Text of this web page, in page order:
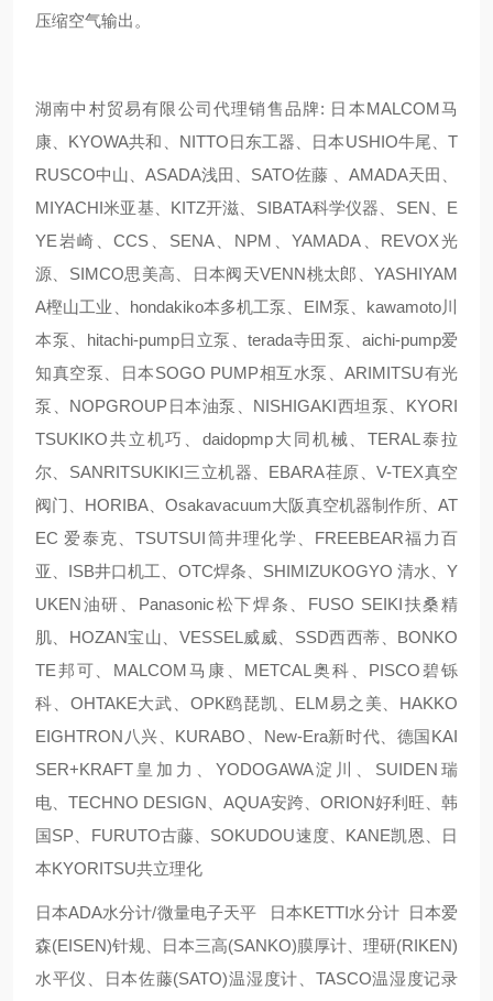
压缩空气输出。
湖南中村贸易有限公司代理销售品牌: 日本MALCOM马
康、KYOWA共和、NITTO日东工器、日本USHIO牛尾、T
RUSCO中山、ASADA浅田、SATO佐藤 、AMADA天田、
MIYACHI米亚基、KITZ开滋、SIBATA科学仪器、SEN、E
YE岩崎、CCS、SENA、NPM、YAMADA、REVOX光
源、SIMCO思美高、日本阀天VENN桃太郎、YASHIYAM
A樫山工业、hondakiko本多机工泵、EIM泵、kawamoto川
本泵、hitachi-pump日立泵、terada寺田泵、aichi-pump爱
知真空泵、日本SOGO PUMP相互水泵、ARIMITSU有光
泵、NOPGROUP日本油泵、NISHIGAKI西坦泵、KYORI
TSUKIKO共立机巧、daidopmp大同机械、TERAL泰拉
尔、SANRITSUKIKI三立机器、EBARA荏原、V-TEX真空
阀门、HORIBA、Osakavacuum大阪真空机器制作所、AT
EC 爱泰克、TSUTSUI筒井理化学、FREEBEAR福力百
亚、ISB井口机工、OTC焊条、SHIMIZUKOGYO 清水、Y
UKEN油研、Panasonic松下焊条、FUSO SEIKI扶桑精
肌、HOZAN宝山、VESSEL威威、SSD西西蒂、BONKO
TE邦可、MALCOM马康、METCAL奥科、PISCO碧铄
科、OHTAKE大武、OPK鸥琵凯、ELM易之美、HAKKO
EIGHTRON八兴、KURABO、New-Era新时代、德国KAI
SER+KRAFT皇加力、YODOGAWA淀川、SUIDEN瑞
电、TECHNO DESIGN、AQUA安跨、ORION好利旺、韩
国SP、FURUTO古藤、SOKUDOU速度、KANE凯恩、日
本KYORITSU共立理化
日本ADA水分计/微量电子天平 日本KETTI水分计 日本爱
森(EISEN)针规、日本三高(SANKO)膜厚计、理研(RIKEN)
水平仪、日本佐藤(SATO)温湿度计、TASCO温湿度记录